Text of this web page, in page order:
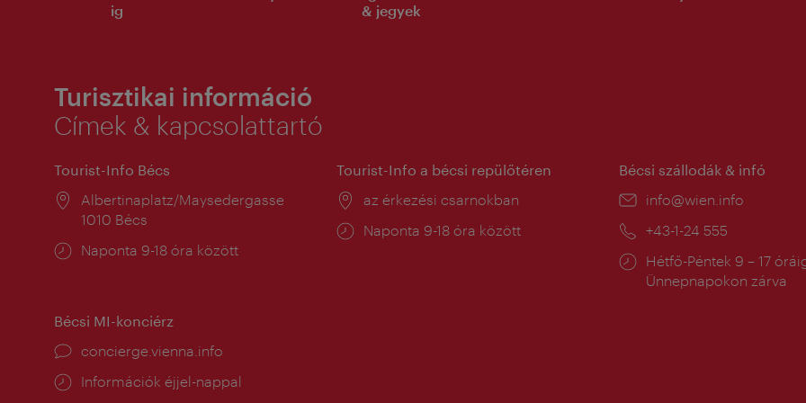
ig
& jegyek
Turisztikai információ
Címek & kapcsolattartó
Tourist-Info Bécs
Helyszín:
Albertinaplatz/Maysedergasse
1010 Bécs
Nyitva
Naponta 9-18 óra között
Tourist-Info a bécsi repülőtéren
Helyszín:
az érkezési csarnokban
Nyitva
Naponta 9-18 óra között
Bécsi szállodák & infó
E-
info@wien.info
Telefon:
+43-1-24 555
Nyitva
tartás:
Hétfő-Péntek 9 – 17
Ünnepnapokon zárva
Bécsi MI-konciérz
concierge.vienna.info
Információk éjjel-nappal